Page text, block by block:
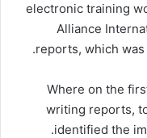
electronic training
Alliance
reports, which
Where on the
writing reports,
identified the